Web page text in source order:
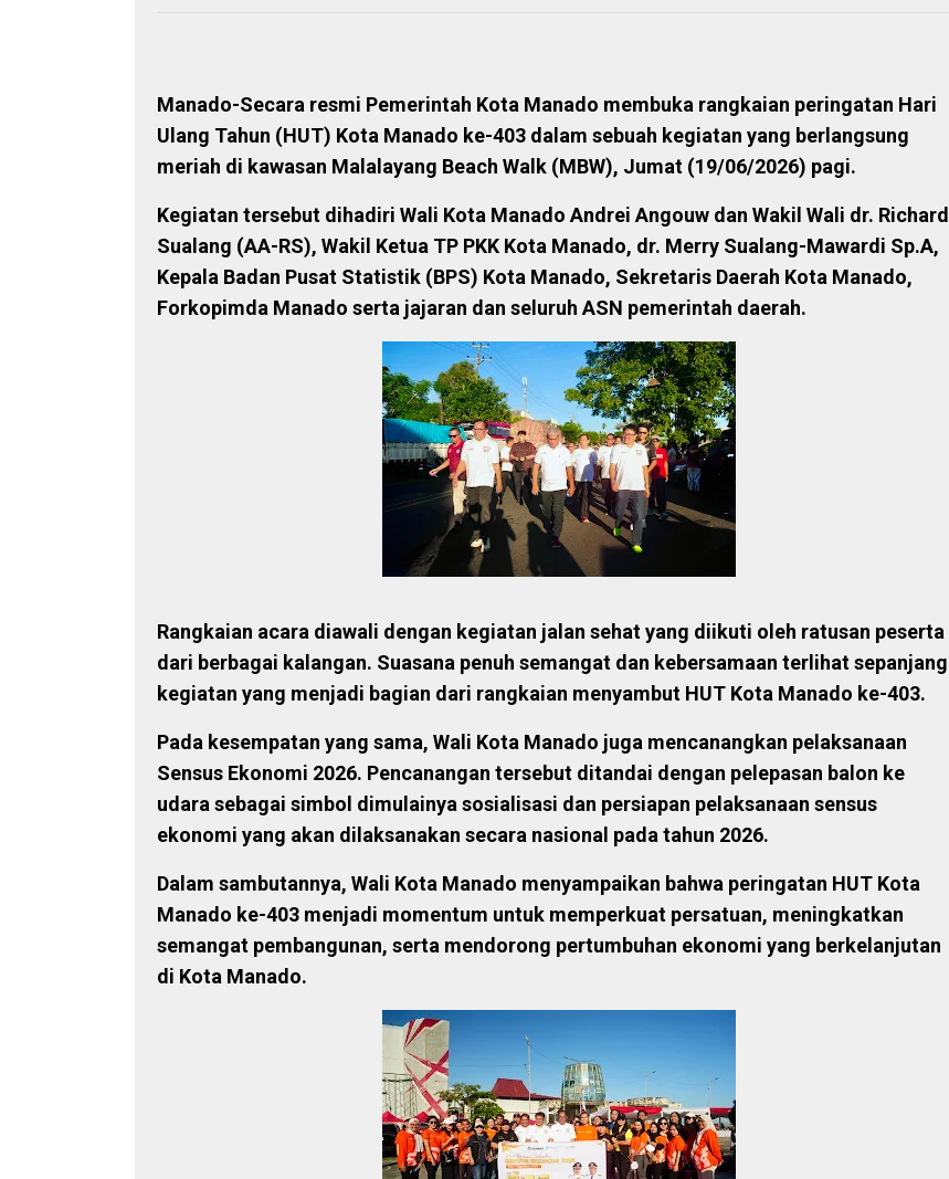
Manado-Secara resmi Pemerintah Kota Manado membuka rangkaian peringatan Hari
Ulang Tahun (HUT) Kota Manado ke-403 dalam sebuah kegiatan yang berlangsung
meriah di kawasan Malalayang Beach Walk (MBW), Jumat (19/06/2026) pagi.
Kegiatan tersebut dihadiri Wali Kota Manado Andrei Angouw dan Wakil Wali dr. Richard
Sualang (AA-RS), Wakil Ketua TP PKK Kota Manado, dr. Merry Sualang-Mawardi Sp.A,
Kepala Badan Pusat Statistik (BPS) Kota Manado, Sekretaris Daerah Kota Manado,
Forkopimda Manado serta jajaran dan seluruh ASN pemerintah daerah.
Rangkaian acara diawali dengan kegiatan jalan sehat yang diikuti oleh ratusan peserta
dari berbagai kalangan. Suasana penuh semangat dan kebersamaan terlihat sepanjang
kegiatan yang menjadi bagian dari rangkaian menyambut HUT Kota Manado ke-403.
Pada kesempatan yang sama, Wali Kota Manado juga mencanangkan pelaksanaan
Sensus Ekonomi 2026. Pencanangan tersebut ditandai dengan pelepasan balon ke
udara sebagai simbol dimulainya sosialisasi dan persiapan pelaksanaan sensus
ekonomi yang akan dilaksanakan secara nasional pada tahun 2026.
Dalam sambutannya, Wali Kota Manado menyampaikan bahwa peringatan HUT Kota
Manado ke-403 menjadi momentum untuk memperkuat persatuan, meningkatkan
semangat pembangunan, serta mendorong pertumbuhan ekonomi yang berkelanjutan
di Kota Manado.